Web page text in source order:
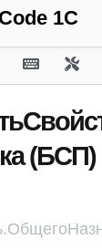
1C
(БСП)